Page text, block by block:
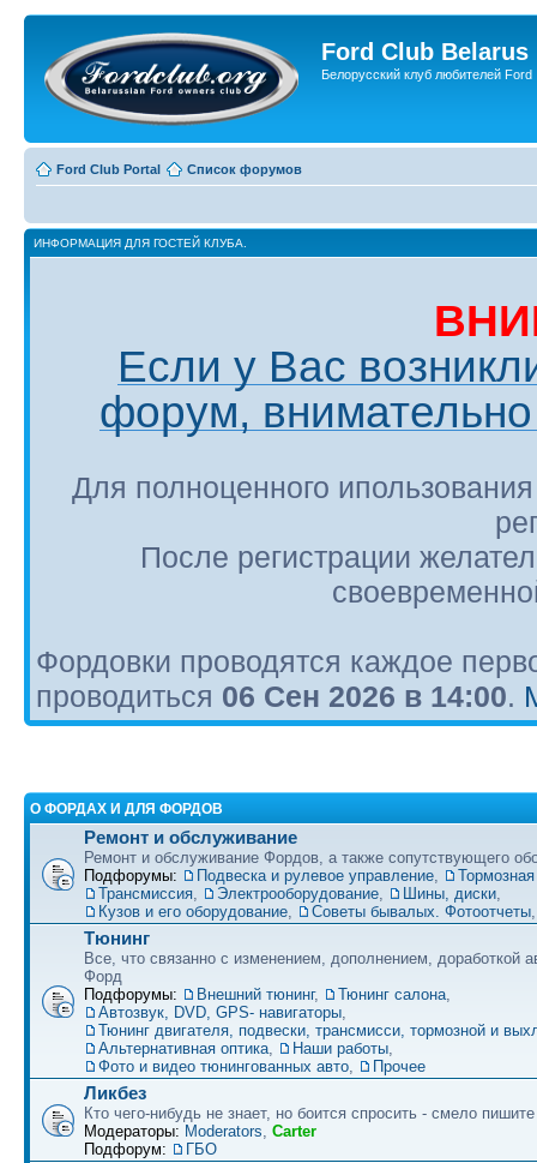
Ford Club Belarus
Белорусский клуб любителей Ford
Ford Club Portal Список форумов
ИНФОРМАЦИЯ ДЛЯ ГОСТЕЙ КЛУБА.
Если у Вас
форум, внимательно
Для полноценного
После регистрации
Фордовки проводятся каждое
проводиться 06 Сен 2026 в 14:00.
О ФОРДАХ И ДЛЯ ФОРДОВ
Ремонт и обслуживание
Ремонт и обслуживание Фордов, а также сопутствующего
Подфорумы:
Подвеска и рулевое управление
Трансмиссия
Электрооборудование Шины, диски
Кузов и его оборудование
Советы бывалых. Фотоотчеты
Тюнинг
Все, что связанно с изменением, дополнением, доработкой
Форд
Подфорумы:
Внешний тюнинг, Тюнинг салона
Автозвук, DVD, GPS- навигаторы
Тюнинг двигателя, подвески, трансмисси, тормозной и
Альтернативная оптика
Наши работы
Фото и видео тюнингованных авто
Прочее
Ликбез
Кто чего-нибудь не знает, но боится спросить - смело
Модераторы: Moderators Carter
Подфорум:
ГБО